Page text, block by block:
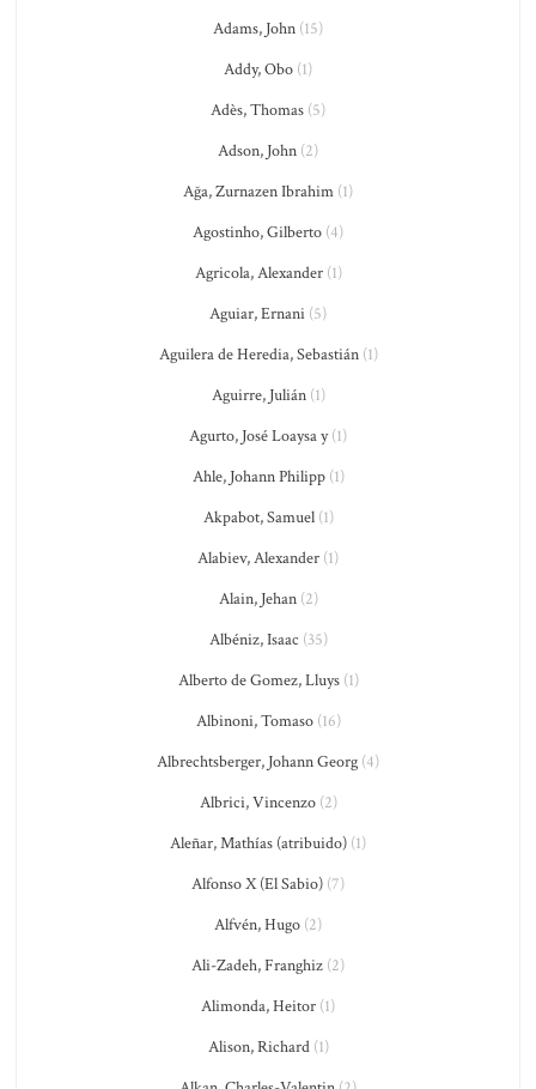
Adams, John (15)
Addy, Obo (1)
Adès, Thomas (5)
Adson, John (2)
Ağa, Zurnazen Ibrahim (1)
Agostinho, Gilberto (4)
Agricola, Alexander(1)
Aguiar, Ernani (5)
Aguilera de Heredia, Sebastián(1)
Aguirre, Julián(1)
Agurto, José Loaysa y(1)
Ahle, Johann Philipp(1)
Akpabot, Samuel(1)
Alabiev, Alexander (1)
Alain, Jehan(2)
Albéniz, Isaac (35)
Alberto de Gomez, Lluys(1)
Albinoni, Tomaso(16)
Albrechtsberger, Johann Georg (4)
Albrici, Vincenzo(2)
Aleñar, Mathías (atribuido) (1)
Alfonso X (El Sabio) (7)
Alfvén, Hugo (2)
Ali-Zadeh, Franghiz (2)
Alimonda, Heitor (1)
Alison, Richard(1)